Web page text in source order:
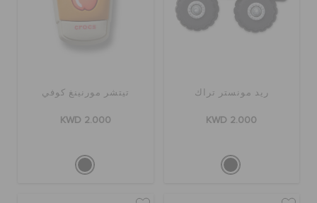
ريد مونستر تراك
KWD 2.000
تيتشر مورنينغ كوفي
KWD 2.000